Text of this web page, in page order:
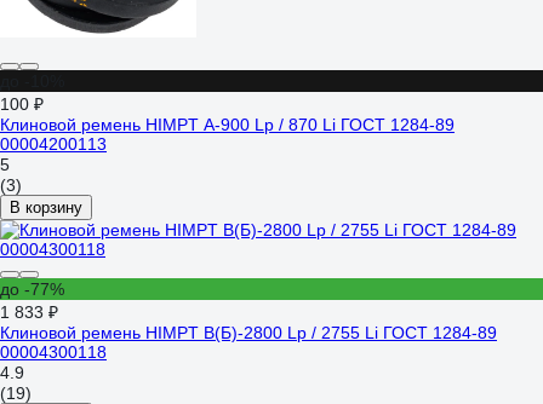
100 ₽
Клиновой ремень HIMPT А-900 Lp / 870 Li ГОСТ 1284-89
00004200113
5
(3)
В корзину
до -77%
1 833 ₽
Клиновой ремень HIMPT В(Б)-2800 Lp / 2755 Li ГОСТ 1284-89
00004300118
4.9
(19)